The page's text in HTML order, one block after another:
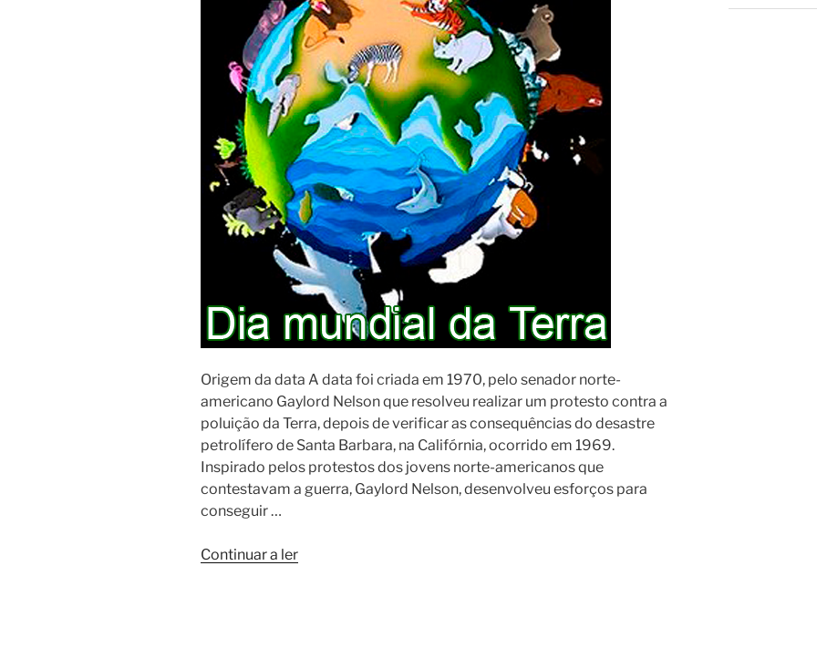
Origem da data A data foi criada em 1970, pelo senador norte-
americano Gaylord Nelson que resolveu realizar um protesto contra a
poluição da Terra, depois de verificar as consequências do desastre
petrolífero de Santa Barbara, na Califórnia, ocorrido em 1969.
Inspirado pelos protestos dos jovens norte-americanos que
contestavam a guerra, Gaylord Nelson, desenvolveu esforços para
conseguir …
Continuar a ler“Dia